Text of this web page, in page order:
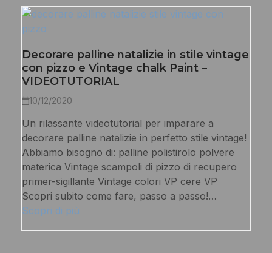
Decorare palline natalizie in stile vintage
con pizzo e Vintage chalk Paint –
VIDEOTUTORIAL
10/12/2020
Un rilassante videotutorial per imparare a
decorare palline natalizie in perfetto stile vintage!
Abbiamo bisogno di: palline polistirolo polvere
materica Vintage scampoli di pizzo di recupero
primer-sigillante Vintage colori VP cere VP
Scopri subito come fare, passo a passo!…
Scopri di più